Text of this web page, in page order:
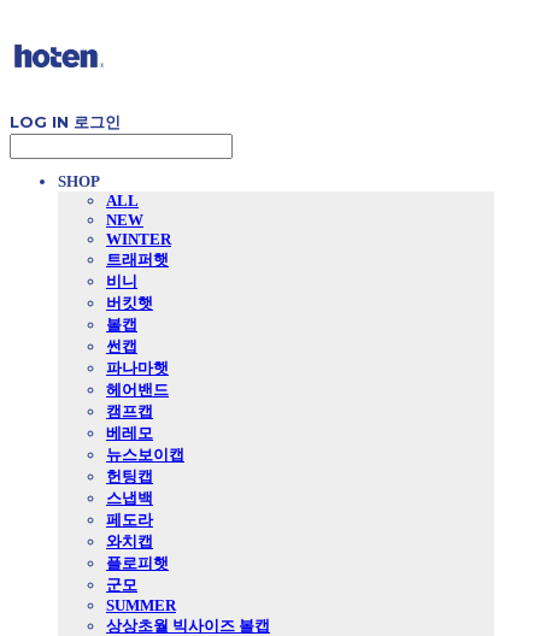
LOG IN 로그인
SHOP
ALL
NEW
WINTER
트래퍼햇
비니
버킷햇
볼캡
썬캡
파나마햇
헤어밴드
캠프캡
베레모
뉴스보이캡
헌팅캡
스냅백
페도라
와치캡
플로피햇
군모
SUMMER
상상초월 빅사이즈 볼캡